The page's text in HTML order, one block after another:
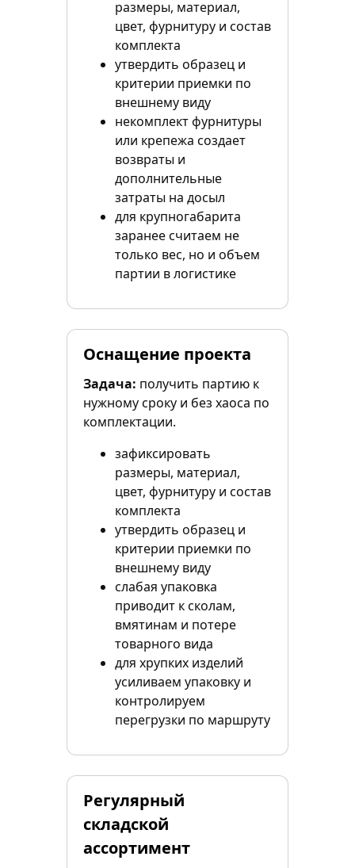
размеры, материал,
цвет, фурнитуру и состав
комплекта
утвердить образец и
критерии приемки по
внешнему виду
некомплект фурнитуры
или крепежа создает
возвраты и
дополнительные
затраты на досыл
для крупногабарита
заранее считаем не
только вес, но и объем
партии в логистике
Оснащение проекта
Задача: получить партию к
нужному сроку и без хаоса по
комплектации.
зафиксировать
размеры, материал,
цвет, фурнитуру и состав
комплекта
утвердить образец и
критерии приемки по
внешнему виду
слабая упаковка
приводит к сколам,
вмятинам и потере
товарного вида
для хрупких изделий
усиливаем упаковку и
контролируем
перегрузки по маршруту
Регулярный
складской
ассортимент